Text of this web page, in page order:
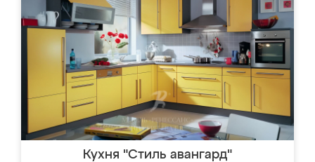
Кухня "Стиль авангард"